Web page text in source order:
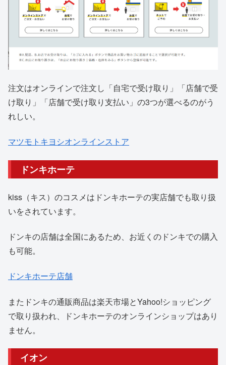
注文はオンラインで注文し「自宅で受け取り」「店舗で受
け取り」「店舗で受け取り支払い」の3つが選べるのがう
れしい。
マツモトキヨシオンラインストア
ドンキホーテ
kiss（キス）のコスメはドンキホーテの実店舗でも取り扱
いをされています。
ドンキの店舗は全国にあるため、お近くのドンキでの購入
も可能。
ドンキホーテ店舗
またドンキの通販商品は楽天市場とYahoo!ショッピング
で取り扱われ、ドンキホーテのオンラインショップはあり
ません。
イオン